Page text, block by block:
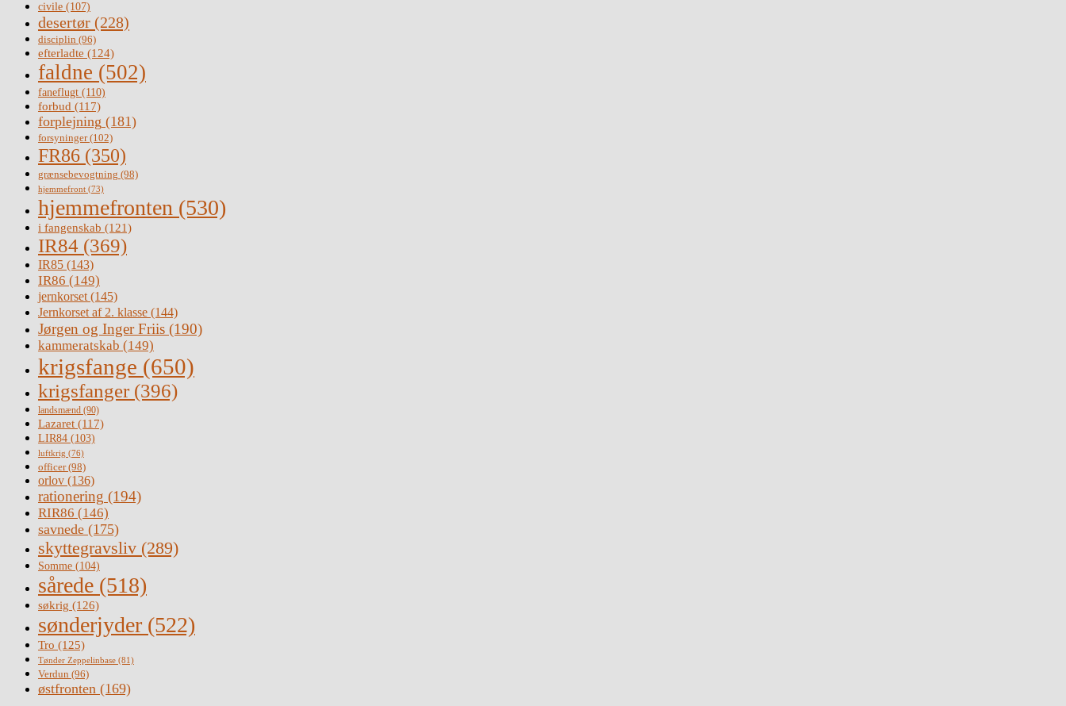
civile (107)
desertør (228)
disciplin (96)
efterladte (124)
faldne (502)
faneflugt (110)
forbud (117)
forplejning (181)
forsyninger(102)
FR86 (350)
grænsebevogtning (98)
hjemmefront (73)
hjemmefronten (530)
i fangenskab (121)
IR84 (369)
IR85 (143)
IR86 (149)
jernkorset(145)
Jernkorset af 2. klasse (144)
Jørgen og Inger Friis (190)
kammeratskab (149)
krigsfange (650)
krigsfanger (396)
landsmænd (90)
Lazaret (117)
LIR84 (103)
luftkrig (76)
officer(98)
orlov (136)
rationering (194)
RIR86 (146)
savnede (175)
skyttegravsliv (289)
Somme (104)
sårede (518)
søkrig (126)
sønderjyder (522)
Tro (125)
Tønder Zeppelinbase (81)
Verdun (96)
østfronten (169)